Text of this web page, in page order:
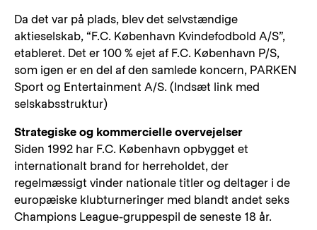
Da det var på plads, blev det selvstændige
aktieselskab, “F.C. København Kvindefodbold A/S”,
etableret. Det er 100 % ejet af F.C. København P/S,
som igen er en del af den samlede koncern, PARKEN
Sport og Entertainment A/S. (Indsæt link med
selskabsstruktur)
Strategiske og kommercielle overvejelser
Siden 1992 har F.C. København opbygget et
internationalt brand for herreholdet, der
regelmæssigt vinder nationale titler og deltager i de
europæiske klubturneringer med blandt andet seks
Champions League-gruppespil de seneste 18 år.